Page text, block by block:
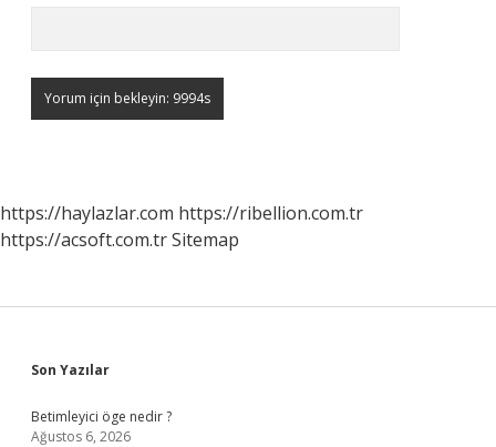
https://haylazlar.com https://ribellion.com.tr
https://acsoft.com.trSitemap
Sidebar
Son Yazılar
Betimleyici öge nedir ?
Ağustos 6, 2026